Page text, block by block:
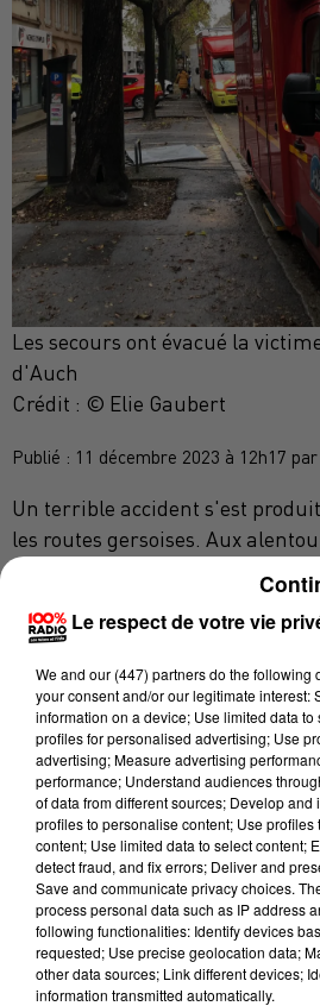
Les secours ont évacué la
d'Auch
Crédit : © Elie Gaubert
Publié : 11 décembre 2023 à 12h17
Un terrible accident s'est
les routes gersoises. Aux
ciruclation sur la D930, au lieu-
la commune de Jégun. Les
le contrôle de son véhicule mais
encore inconnues.
Gravement blessée, la victime a
urgence à l'hôpital d'Auch par
des communes de Jégu,
Fezensac.
DERNIÈRES
ACTUALITÉS OCCITANIE
Le respect de votre vie
We and our (447) partnersdo the following
your consent and/or our legitimate interest:
information on a device; Use limited data
profiles for personalised advertising; Use
advertising; Measure advertising
performance; Understand audiences
of data from different sources; Develop
profiles to personalise content; Use profiles
content; Use limited data to select content;
detect fraud, and fix errors; Deliver and
Save and communicate privacy choices.
process personal data such as IP address
following functionalities: Identify devices
requested; Use precise geolocation data;
other data sources; Link different devices;
information transmitted automatically.